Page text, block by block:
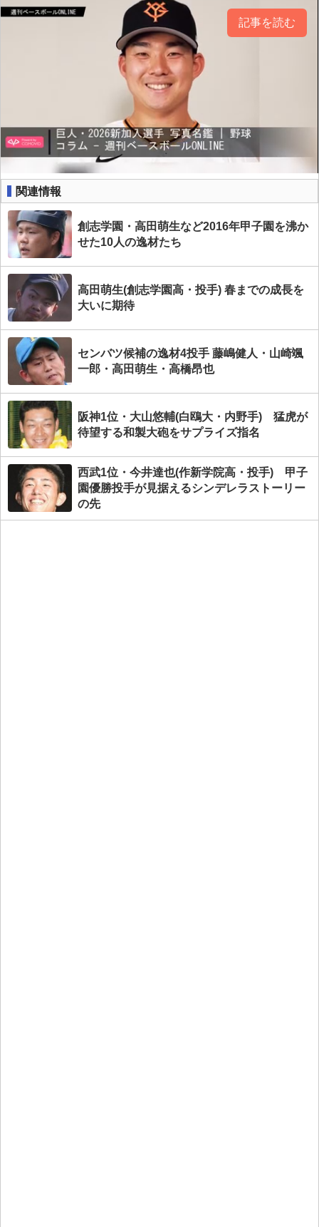
記事を読む
関連情報
創志学園・高田萌生など2016年甲子園を沸か
せた10人の逸材たち
高田萌生(創志学園高・投手) 春までの成長を
大いに期待
センバツ候補の逸材4投手 藤嶋健人・山崎颯
一郎・高田萌生・高橋昂也
阪神1位・大山悠輔(白鴎大・内野手) 猛虎が
待望する和製大砲をサプライズ指名
西武1位・今井達也(作新学院高・投手) 甲子
園優勝投手が見据えるシンデレラストーリー
の先